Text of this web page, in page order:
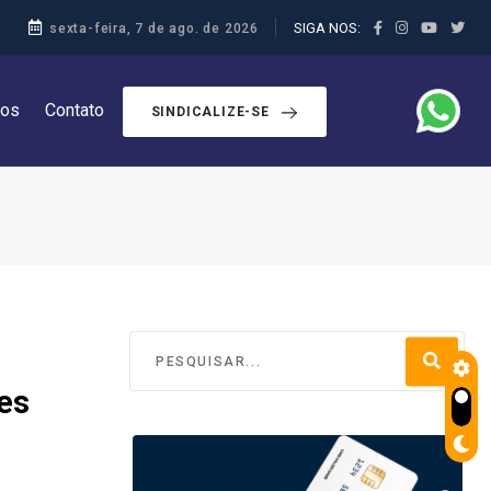
sexta-feira, 7 de ago. de 2026 SIGA NOS:
Contato SINDICALIZE-SE